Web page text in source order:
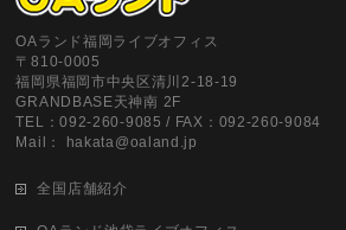
OAランド福岡ライブオフィス
〒810-0005
福岡県福岡市中央区清川2-18-19
GRANDBASE天神南 2F
TEL：092-260-9085 / FAX：092-260-9084
Mail： hakata@oaland.jp
全国店舗紹介